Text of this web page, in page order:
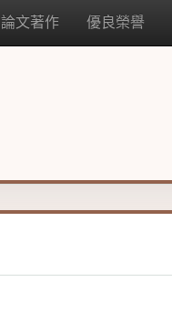
論文著作 優良榮譽